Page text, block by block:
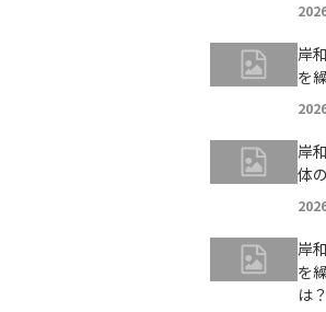
岸
を
岸
体
岸
を
は？